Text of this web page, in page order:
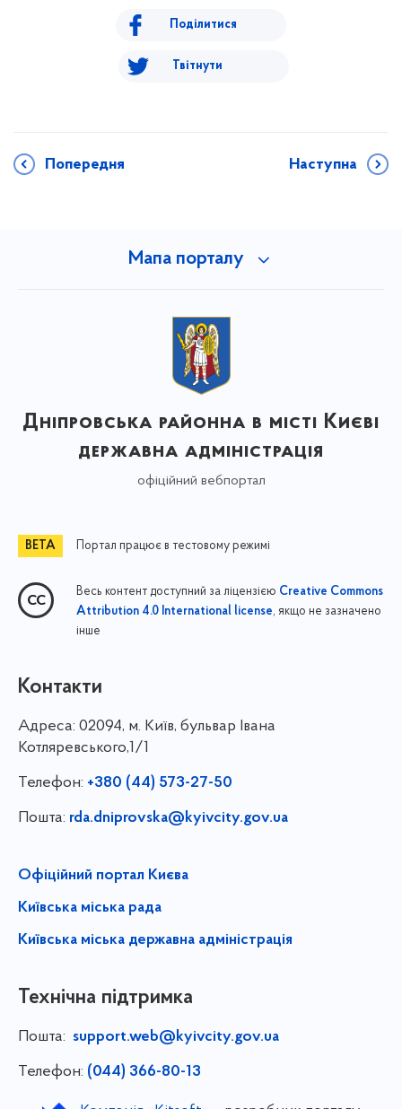
Поділитися
Твітнути
Попередня Наступна
Мапа порталу
Дніпровська районна в місті Києві
державна адміністрація
офіційний вебпортал
Портал працює в тестовому режимі
Весь контент доступний за ліцензією Creative Commons
Attribution 4.0 International license, якщо не зазначено
інше
Контакти
Адреса: 02094, м. Київ, бульвар Івана
Котляревського,1/1
Телефон: +380 (44) 573-27-50
Пошта: rda.dniprovska@kyivcity.gov.ua
Офіційний портал Києва
Київська міська рада
Київська міська державна адміністрація
Технічна підтримка
Пошта: support.web@kyivcity.gov.ua
Телефон: (044) 366-80-13